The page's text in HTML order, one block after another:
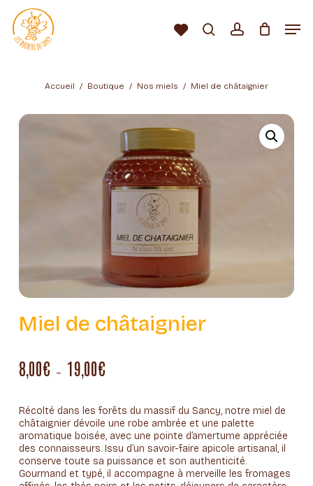
contenu
principal
Recherche
Liste
Rechercher…
compte
Accueil Boutique Nos miels Miel de châtaignier
Miel de châtaignier
8,00€ – 19,00€Plage
prix :
8,00€
à
19,00€
Récolté dans les forêts du massif du Sancy, notre miel de
châtaignier dévoile une robe ambrée et une palette
aromatique boisée, avec une pointe d’amertume appréciée
des connaisseurs. Issu d’un savoir-faire apicole artisanal, il
conserve toute sa puissance et son authenticité.
Gourmand et typé, il accompagne à merveille les fromages